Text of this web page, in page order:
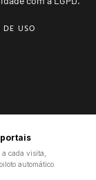
DE USO
cada visita,
automático.